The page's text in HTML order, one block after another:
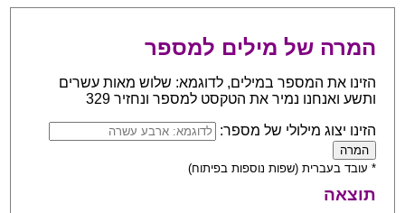
המרה של מילים למספר
הזינו את המספר במילים, לדוגמא: שלוש מאות עשרים
ותשע ואנחנו נמיר את הטקסט למספר ונחזיר 329
הזינו יצוג מילולי של מספר:
* עובד בעברית (שפות נוספות בפיתוח)
תוצאה